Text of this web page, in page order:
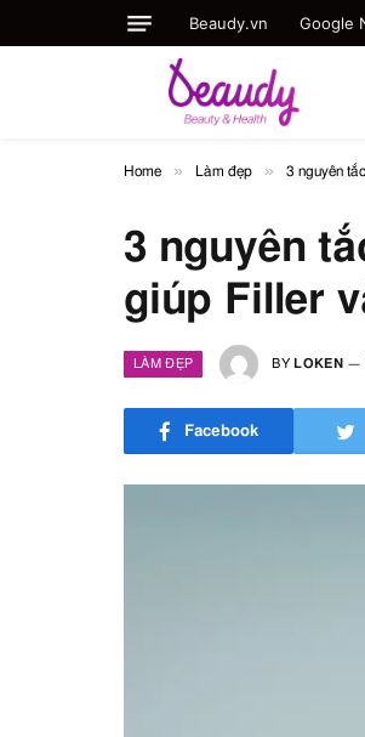
Beaudy.vn Google
Home » Làm đẹp » 3 nguyên
3 nguyên
giúp Filler
LÀM ĐẸP BY LOKEN
Facebook